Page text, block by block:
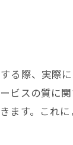
る際、実際
ビスの質に
ます。これ